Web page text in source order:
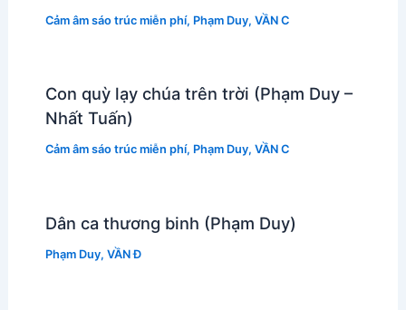
Cảm âm sáo trúc miễn phí, Phạm Duy, VẦN C
Con quỳ lạy chúa trên trời (Phạm Duy –
Nhất Tuấn)
Cảm âm sáo trúc miễn phí, Phạm Duy, VẦN C
Dân ca thương binh (Phạm Duy)
Phạm Duy, VẦN Đ